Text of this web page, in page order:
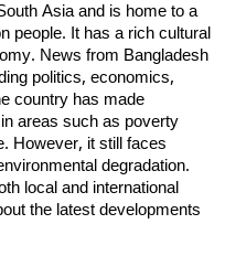
Asia and is home to a
people. It has a rich cultural
News from Bangladesh
politics, economics,
country has made
areas such as poverty
However, it still faces
degradation.
local and international
the latest developments